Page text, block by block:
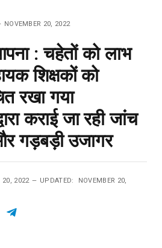
NOVEMBER 20, 2022
: चहेतों को लाभ
शिक्षकों को
रखा गया
कराई जा रही जांच
गड़बड़ी उजागर
20, 2022 UPDATED: NOVEMBER 20,